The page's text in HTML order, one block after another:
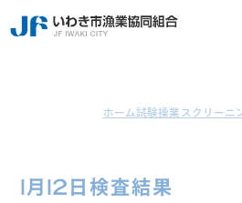
ホーム試験操業スクリーニ
1月12日検査結果